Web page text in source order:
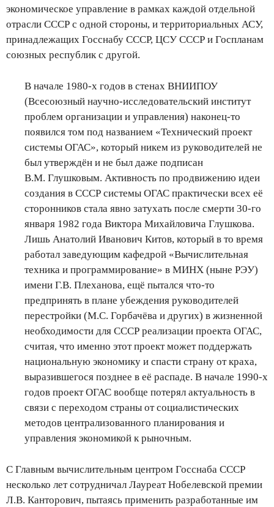
экономическое управление в рамках каждой отдельной
отрасли СССР с одной стороны, и территориальных АСУ,
принадлежащих Госснабу СССР, ЦСУ СССР и Госпланам
союзных республик с другой.
В начале 1980-х годов в стенах ВНИИПОУ
(Всесоюзный научно-исследовательский институт
проблем организации и управления) наконец-то
появился том под названием «Технический проект
системы ОГАС», который никем из руководителей не
был утверждён и не был даже подписан
В.М. Глушковым. Активность по продвижению идеи
создания в СССР системы ОГАС практически всех её
сторонников стала явно затухать после смерти 30-го
января 1982 года Виктора Михайловича Глушкова.
Лишь Анатолий Иванович Китов, который в то время
работал заведующим кафедрой «Вычислительная
техника и программирование» в МИНХ (ныне РЭУ)
имени Г.В. Плеханова, ещё пытался что-то
предпринять в плане убеждения руководителей
перестройки (М.С. Горбачёва и других) в жизненной
необходимости для СССР реализации проекта ОГАС,
считая, что именно этот проект может поддержать
национальную экономику и спасти страну от краха,
выразившегося позднее в её распаде. В начале 1990-х
годов проект ОГАС вообще потерял актуальность в
связи с переходом страны от социалистических
методов централизованного планирования и
управления экономикой к рыночным.
С Главным вычислительным центром Госснаба СССР
несколько лет сотрудничал Лауреат Нобелевской премии
Л.В. Канторович, пытаясь применить разработанные им